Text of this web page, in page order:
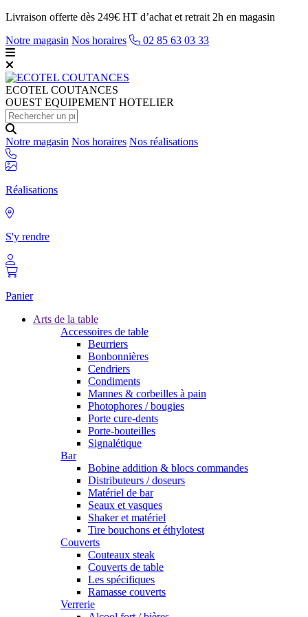
Livraison offerte dès 249€ HT d’achat et retrait 2h en magasin
Notre magasin Nos horaires 02 85 63 03 33
ECOTEL COUTANCES
OUEST EQUIPEMENT HOTELIER
Notre magasin Nos horaires Nos réalisations
Réalisations
S'y rendre
Panier
Arts de la table
Accessoires de table
Beurriers
Bonbonnières
Cendriers
Condiments
Mannes & corbeilles à pain
Photophores / bougies
Porte cure-dents
Porte-bouteilles
Signalétique
Bar
Bobine addition & blocs commandes
Distributeurs / doseurs
Matériel de bar
Seaux et vasques
Shaker et matériel
Tire bouchons et éthylotest
Couverts
Couteaux steak
Couverts de table
Les spécifiques
Ramasse couverts
Verrerie